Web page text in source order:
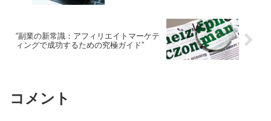
“副業の新常識：アフィリエイトマーケテ
ィングで成功するための究極ガイド”
コメント